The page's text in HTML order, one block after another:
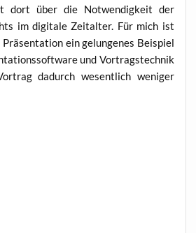
dort über die Not­wen­dig­keit der
im digi­ta­le Zeit­al­ter. Für mich ist
ein gelun­ge­nes Bei­spiel
und Vor­trags­tech­nik
dadurch wesent­lich weni­ger